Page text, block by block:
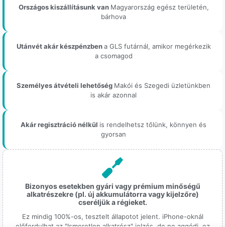
Országos kiszállításunk van Magyarország egész területén,
bárhova
Utánvét akár készpénzbena GLS futárnál, amikor megérkezik
a csomagod
Személyes átvételi lehetőség Makói és Szegedi üzletünkben
is akár azonnal
Akár regisztráció nélkül is rendelhetsz tőlünk, könnyen és
gyorsan
Bizonyos esetekben gyári vagy prémium minőségű
alkatrészekre (pl. új akkumulátorra vagy kijelzőre)
cseréljük a régieket.
Ez mindig 100%-os, tesztelt állapotot jelent. iPhone-oknál